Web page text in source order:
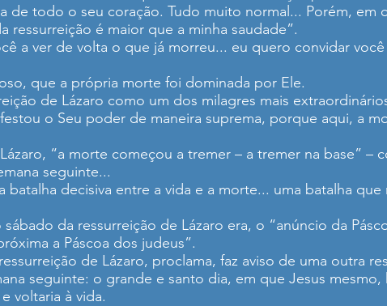
de todo o seu coração. Tudo muito normal... Porém, em
ressurreição é maior que a minha saudade”.
a ver de volta o que já morreu... eu quero convidar
que a própria morte foi dominada por Ele.
de Lázaro como um dos milagres mais
o Seu poder de maneira suprema, porque aqui, a
“a morte começou a tremer – a tremer na base” –
seguinte...
decisiva entre a vida e a morte... uma batalha
da ressurreição de Lázaro era, o “anúncio da
a Páscoa dos judeus”.
de Lázaro, proclama, faz aviso de uma outra
seguinte: o grande e santo dia, em que Jesus
voltaria à vida.